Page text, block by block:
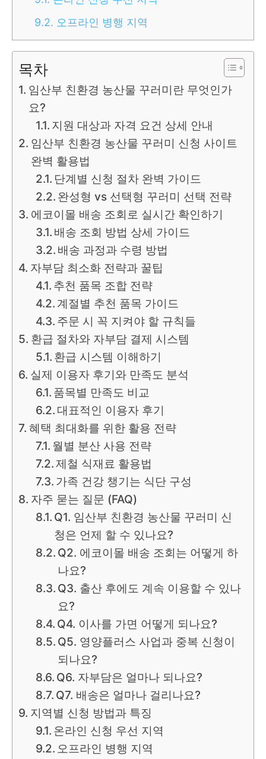
9.2. 오프라인 병행 지역
목차
임산부 친환경 농산물 꾸러미란 무엇인가
요?
지원 대상과 자격 요건 상세 안내
임산부 친환경 농산물 꾸러미 신청 사이트
완벽 활용법
단계별 신청 절차 완벽 가이드
완성형 vs 선택형 꾸러미 선택 전략
에코이몰 배송 조회로 실시간 확인하기
배송 조회 방법 상세 가이드
배송 과정과 수령 방법
자부담 최소화 전략과 꿀팁
추천 품목 조합 전략
계절별 추천 품목 가이드
주문 시 꼭 지켜야 할 규칙들
환급 절차와 자부담 결제 시스템
환급 시스템 이해하기
실제 이용자 후기와 만족도 분석
품목별 만족도 비교
대표적인 이용자 후기
혜택 최대화를 위한 활용 전략
월별 분산 사용 전략
제철 식재료 활용법
가족 건강 챙기는 식단 구성
자주 묻는 질문 (FAQ)
Q1. 임산부 친환경 농산물 꾸러미 신
청은 언제 할 수 있나요?
Q2. 에코이몰 배송 조회는 어떻게 하
나요?
Q3. 출산 후에도 계속 이용할 수 있나
요?
Q4. 이사를 가면 어떻게 되나요?
Q5. 영양플러스 사업과 중복 신청이
되나요?
Q6. 자부담은 얼마나 되나요?
Q7. 배송은 얼마나 걸리나요?
지역별 신청 방법과 특징
온라인 신청 우선 지역
오프라인 병행 지역